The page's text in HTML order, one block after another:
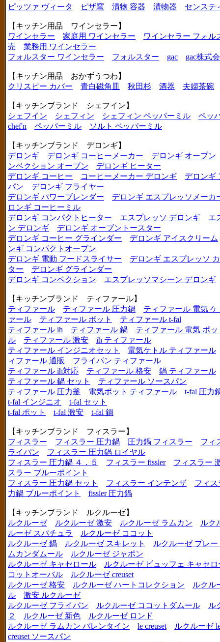
ピッツァ ヴィータ
ピザ窯 漬物 容器 漬物器 センステ
【キッチン用品 ワインセラー】
ワインセラー
家庭用 ワインセラー
ワインセラー フォル
売
業務用 ワインセラー
フォルスター ワインセラー
フォルスター gac gac株式
【キッチン用品 おかずうつわ】
クリスピー カバー
青白磁角皿 秋田杉 酒器 夫婦茶碗
【キッチンブランド シェフイン】
シェフイン
シェフィン シェフィン ペッパーミル
ペッ
chef'n
ペッパーミル ソルト ペッパーミル
【キッチンブランド デロンギ】
デロンギ
デロンギ コーヒーメーカー
デロンギ オーブン
ンベクション オーブン
デロンギ ヒーター
デロンギ コーヒー
コーヒーメーカー デロンギ
デロンギ
パン
デロンギ フライヤー
デロンギ パワーブレンダー
デロンギ エスプレッソメーカ
ロンギ コーヒーミル
デロンギ コンパクトヒーター
エスプレッソ デロンギ
エ
ン デロンギ
デロンギ オーブントースター
デロンギ コーヒー グラインダー
デロンギ アイスクリーム
ンギ コンパクトオーブン
デロンギ 電動 フードスライサー
デロンギ エスプレッソ
ター
デロンギ グラインダー
デロンギ コンベクション
エスプレッソマシーン デロンギ
【キッチンブランド ティファール】
ティファール
ティファール 圧力鍋
ティファール 電気 ケ
ァール
ティファール ポット
ティファール t-fal
ティファール ih
ティファール 鍋
ティファール 電気 ポッ
ル
ティファール 激安
ih ティファール
ティファール インジニオセット
電気ケトル ティファール
ィファール 通販
フライパン ティファール
ティファール ih対応
ティファール 格安
鍋 ティファール
ティファール 鍋 セット
ティファール ソースパン
ティファール 圧力釜
電気ポット ティファール
t-fal 圧力
t-fal インジニオ
t-fal セット
t-fal ポット
t-fal 激安 t-fal 鍋
【キッチンブランド フィスラー】
フィスラー
フィスラー 圧力鍋 圧力鍋 フィスラー
フィ
ライパン
フィスラー 圧力鍋 ロイヤル
フィスラー 圧力鍋 ４．５
フィスラー fissler
フィスラー
スラー ブルーポイント
フィスラー 圧力鍋 セット
フィスラー インテンザ
フィ
力鍋 ブルーポイント
fissler 圧力鍋
【キッチンブランド ルクルーゼ】
ルクルーゼ
ルクルーゼ 激安 ルクルーゼ ラムカン
ルク
ルーゼ スパチュラ
ルクルーゼ ココット
ルクルーゼ 鍋
ルクルーゼ スキレット
ルクルーゼ プレ
ムカンダムール
ルクルーゼ ジャポン
ルクルーゼ キャセロール
ルクルーゼ ビュッフェ キャセロ
コットオーバル
ルクルーゼ creuset
ルクルーゼ 格安
ルクルーゼ ハートコレクション
ルクル
ル
激安 ルクルーゼ
ルクルーゼ フライパン
ルクルーゼ ココットダムール
ル
２
ルクルーゼ 新色
ルクルーゼ ロンド
ルクルーゼ ラムカン バレンタイン
le creuset
ルクルーゼ
creuset ソースパン